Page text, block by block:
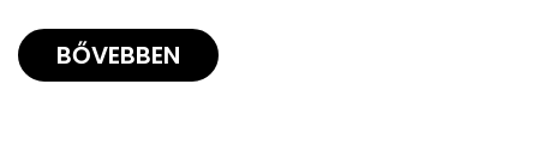
BŐVEBBEN